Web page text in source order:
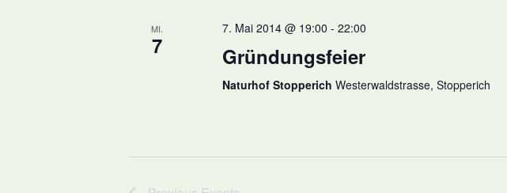
MI.
7
7. Mai 2014 @ 19:00 -22:00
Gründungsfeier
Naturhof StopperichWesterwaldstrasse, Stopperich